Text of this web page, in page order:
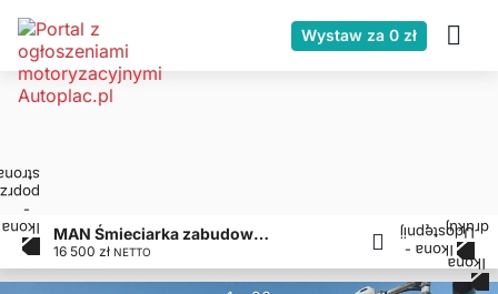
Wystaw za 0 zł
MAN Śmieciarka zabudowa śmieciarki MOL VDK PUSHER 20m3
16 500 zł NETTO